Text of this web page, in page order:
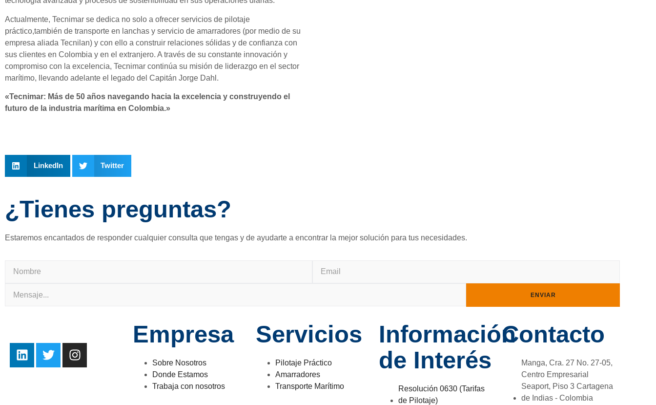
Actualmente, Tecnimar se dedica no solo a ofrecer servicios de pilotaje
práctico,también de transporte en lanchas y servicio de amarradores (por medio de su
empresa aliada Tecnilan) y con ello a construir relaciones sólidas y de confianza con
sus clientes en Colombia y en el extranjero. A través de su constante innovación y
compromiso con la excelencia, Tecnimar continúa su misión de liderazgo en el sector
marítimo, llevando adelante el legado del Capitán Jorge Dahl.
«Tecnimar: Más de 50 años navegando hacia la excelencia y construyendo el
futuro de la industria marítima en Colombia.»
LinkedIn Twitter
¿Tienes preguntas?
Estaremos encantados de responder cualquier consulta que tengas y de ayudarte a encontrar la mejor solución para tus necesidades.
ENVIAR
Empresa
Sobre Nosotros
Donde Estamos
Trabaja con nosotros
Servicios
Pilotaje Práctico
Amarradores
Transporte Marítimo
Información
de Interés
Resolución 0630 (Tarifas
de Pilotaje)
Contacto
Manga, Cra. 27 No. 27-05,
Centro Empresarial
Seaport, Piso 3 Cartagena
de Indias - Colombia